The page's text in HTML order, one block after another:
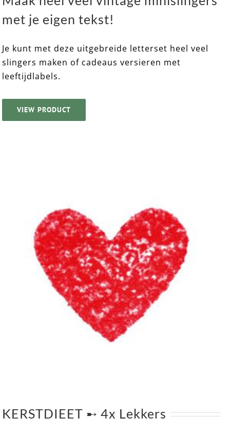
met je eigen tekst!
Je kunt met deze uitgebreide letterset heel veel
slingers maken of cadeaus versieren met
leeftijdlabels.
VIEW PRODUCT
KERSTDIEET ➸ 4x Lekkers